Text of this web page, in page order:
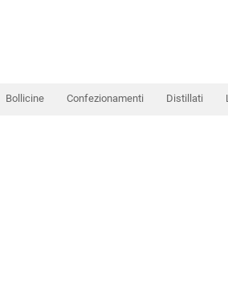
Bollicine Confezionamenti Distillati